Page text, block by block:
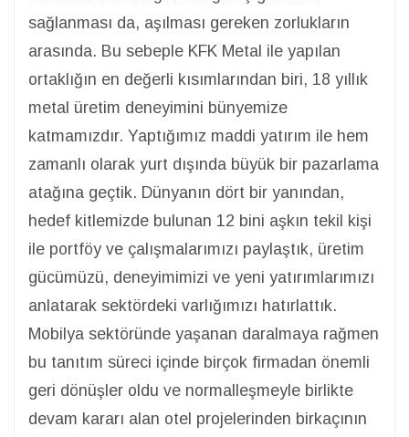
sağlanması da, aşılması gereken zorlukların
arasında. Bu sebeple KFK Metal ile yapılan
ortaklığın en değerli kısımlarından biri, 18 yıllık
metal üretim deneyimini bünyemize
katmamızdır. Yaptığımız maddi yatırım ile hem
zamanlı olarak yurt dışında büyük bir pazarlama
atağına geçtik. Dünyanın dört bir yanından,
hedef kitlemizde bulunan 12 bini aşkın tekil kişi
ile portföy ve çalışmalarımızı paylaştık, üretim
gücümüzü, deneyimimizi ve yeni yatırımlarımızı
anlatarak sektördeki varlığımızı hatırlattık.
Mobilya sektöründe yaşanan daralmaya rağmen
bu tanıtım süreci içinde birçok firmadan önemli
geri dönüşler oldu ve normalleşmeyle birlikte
devam kararı alan otel projelerinden birkaçının